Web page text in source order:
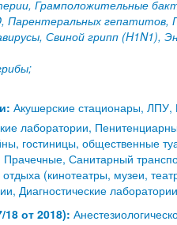
Грамположительные
Парентеральных
Свиной грипп (H1N1),
Акушерские стационары, ЛПУ,
лаборатории,
гостиницы, общественные
Санитарный
(кинотеатры, музеи,
Диагностические лаборатории
от 2018):